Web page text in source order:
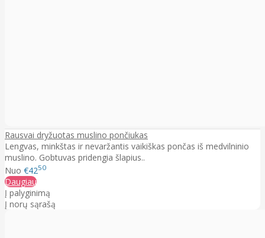
Rausvai dryžuotas muslino pončiukas
Lengvas, minkštas ir nevaržantis vaikiškas pončas iš medvilninio
muslino. Gobtuvas pridengia šlapius..
Nuo €4250
Daugiau
Į palyginimą
Į norų sąrašą